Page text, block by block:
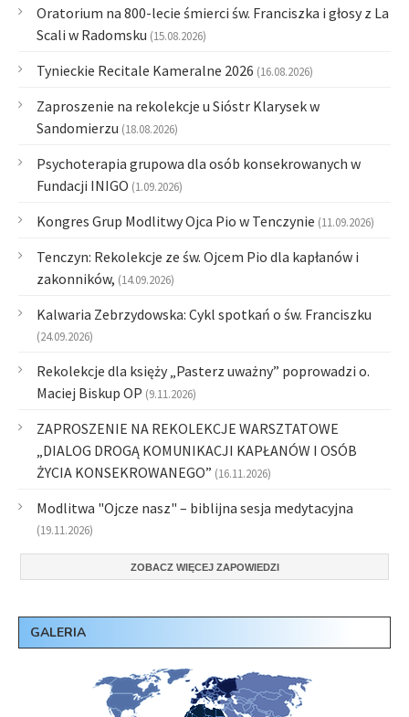
Oratorium na 800-lecie śmierci św. Franciszka i głosy z La
Scali w Radomsku (15.08.2026)
Tynieckie Recitale Kameralne 2026 (16.08.2026)
Zaproszenie na rekolekcje u Sióstr Klarysek w
Sandomierzu (18.08.2026)
Psychoterapia grupowa dla osób konsekrowanych w
Fundacji INIGO (1.09.2026)
Kongres Grup Modlitwy Ojca Pio w Tenczynie (11.09.2026)
Tenczyn: Rekolekcje ze św. Ojcem Pio dla kapłanów i
zakonników, (14.09.2026)
Kalwaria Zebrzydowska: Cykl spotkań o św. Franciszku
(24.09.2026)
Rekolekcje dla księży „Pasterz uważny” poprowadzi o.
Maciej Biskup OP (9.11.2026)
ZAPROSZENIE NA REKOLEKCJE WARSZTATOWE
„DIALOG DROGĄ KOMUNIKACJI KAPŁANÓW I OSÓB
ŻYCIA KONSEKROWANEGO” (16.11.2026)
Modlitwa "Ojcze nasz" – biblijna sesja medytacyjna
(19.11.2026)
ZOBACZ WIĘCEJ ZAPOWIEDZI
GALERIA